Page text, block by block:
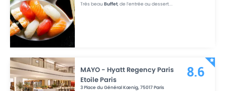
Très beauBuffet, de l’entrée au dessert....
MAYO - Hyatt Regency Paris
Etoile Paris
3 Place du Général Kœnig,75017Paris
8.6